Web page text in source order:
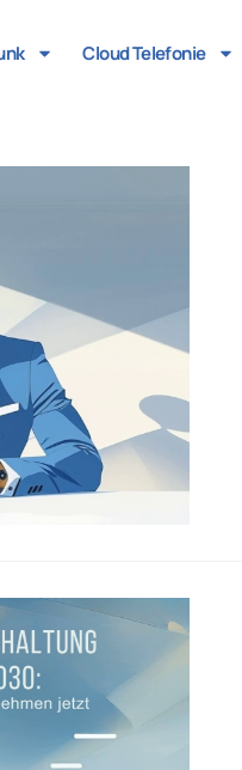
Cloud Telefonie